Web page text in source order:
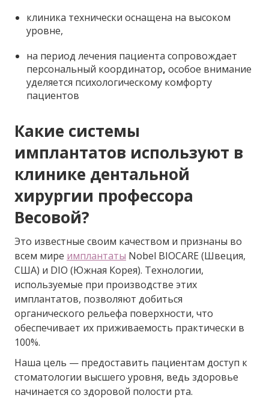
клиника технически оснащена на высоком
уровне,
на период лечения пациента сопровождает
персональный координатор, особое внимание
уделяется психологическому комфорту
пациентов
Какие системы
имплантатов используют в
клинике дентальной
хирургии профессора
Весовой?
Это известные своим качеством и признаны во
всем мире имплантаты Nobel BIOCARE (Швеция,
США) и DIO (Южная Корея). Технологии,
используемые при производстве этих
имплантатов, позволяют добиться
органического рельефа поверхности, что
обеспечивает их приживаемость практически в
100%.
Наша цель — предоставить пациентам доступ к
стоматологии высшего уровня, ведь здоровье
начинается со здоровой полости рта.